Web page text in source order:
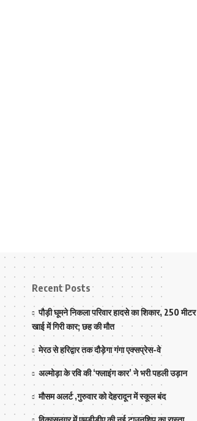
Recent Posts
पौड़ी घूमने निकला परिवार हादसे का शिकार, 250 मीटर
खाई में गिरी कार; छह की मौत
मेरठ से हरिद्वार तक दौड़ेगा गंगा एक्सप्रेस-वे
अल्मोड़ा के रवि की ‘फ्लाइंग कार’ ने भरी पहली उड़ान
मौसम अलर्ट ,गुरुवार को देहरादून में स्कूल बंद